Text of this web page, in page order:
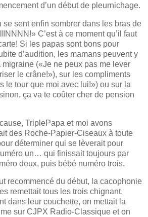
d’un début de pleurnichage.
se sent enfin sombrer dans les bras de
C’est à ce moment qu’il faut
Si les papas sont bons pour
d’audition, les mamans peuvent y
(«Je ne peux pas me lever
le crâne!»), sur les compliments
le tour que moi avec lui!») ou sur la
ça va te coûter cher de pension
TriplePapa et moi avons
des Roche-Papier-Ciseaux à toute
déterminer qui se lèverait pour
un… qui finissait toujours par
deux, puis bébé numéro trois.
recommencé du début, la cacophonie
remettait tous les trois chignant,
dans leur couchette, on mettait la
sur CJPX Radio-Classique et on